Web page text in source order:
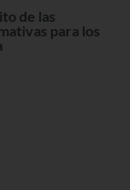
de las
para los